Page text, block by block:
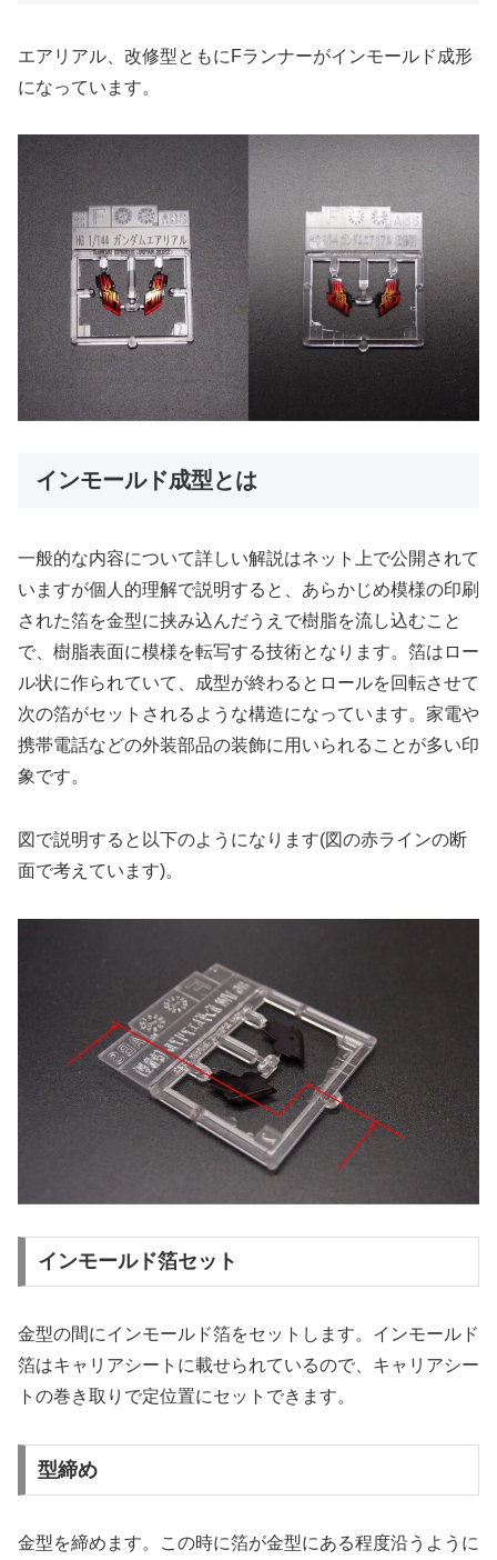
エアリアル、改修型ともにFランナーがインモールド成形
になっています。
インモールド成型とは
一般的な内容について詳しい解説はネット上で公開されて
いますが個人的理解で説明すると、あらかじめ模様の印刷
された箔を金型に挟み込んだうえで樹脂を流し込むこと
で、樹脂表面に模様を転写する技術となります。箔はロー
ル状に作られていて、成型が終わるとロールを回転させて
次の箔がセットされるような構造になっています。家電や
携帯電話などの外装部品の装飾に用いられることが多い印
象です。
図で説明すると以下のようになります(図の赤ラインの断
面で考えています)。
インモールド箔セット
金型の間にインモールド箔をセットします。インモールド
箔はキャリアシートに載せられているので、キャリアシー
トの巻き取りで定位置にセットできます。
型締め
金型を締めます。この時に箔が金型にある程度沿うように